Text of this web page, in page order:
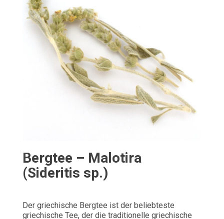
Bergtee – Malotira
(Sideritis sp.)
Der griechische Bergtee ist der beliebteste
griechische Tee, der die traditionelle griechische